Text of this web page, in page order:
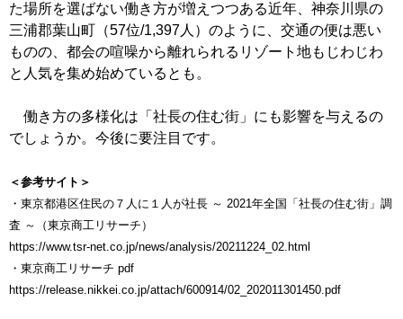
た場所を選ばない働き方が増えつつある近年、神奈川県の
三浦郡葉山町（57位/1,397人）のように、交通の便は悪い
ものの、都会の喧噪から離れられるリゾート地もじわじわ
と人気を集め始めているとも。
働き方の多様化は「社長の住む街」にも影響を与えるの
でしょうか。今後に要注目です。
＜参考サイト＞
・東京都港区住民の７人に１人が社長 ～ 2021年全国「社長の住む街」調
査 ～（東京商工リサーチ）
https://www.tsr-net.co.jp/news/analysis/20211224_02.html
・東京商工リサーチ pdf
https://release.nikkei.co.jp/attach/600914/02_202011301450.pdf